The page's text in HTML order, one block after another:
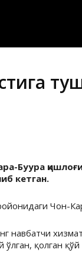
Буура
кетган.
Чон-
навбатчи
қолган